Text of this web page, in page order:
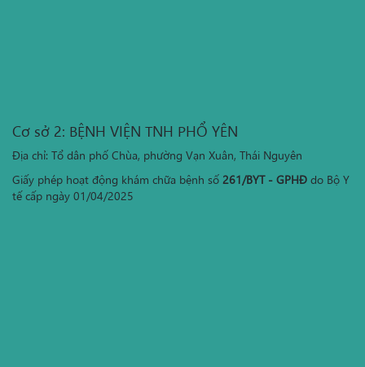
Cơ sở 2: BỆNH VIỆN TNH PHỔ YÊN
Địa chỉ: Tổ dân phố Chùa, phường Vạn Xuân, Thái Nguyên
Giấy phép hoạt động khám chữa bệnh số 261/BYT - GPHĐ do Bộ Y
tế cấp ngày 01/04/2025